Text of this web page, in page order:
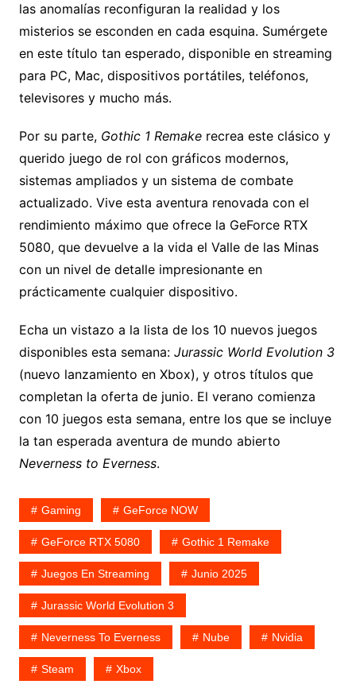
las anomalías reconfiguran la realidad y los
misterios se esconden en cada esquina. Sumérgete
en este título tan esperado, disponible en streaming
para PC, Mac, dispositivos portátiles, teléfonos,
televisores y mucho más.
Por su parte, Gothic 1 Remakerecrea este clásico y
querido juego de rol con gráficos modernos,
sistemas ampliados y un sistema de combate
actualizado. Vive esta aventura renovada con el
rendimiento máximo que ofrece la GeForce RTX
5080, que devuelve a la vida el Valle de las Minas
con un nivel de detalle impresionante en
prácticamente cualquier dispositivo.
Echa un vistazo a la lista de los 10 nuevos juegos
disponibles esta semana: Jurassic World Evolution 3
(nuevo lanzamiento en Xbox), y otros títulos que
completan la oferta de junio. El verano comienza
con 10 juegos esta semana, entre los que se incluye
la tan esperada aventura de mundo abierto
Neverness to Everness.
Gaming GeForce NOW
GeForce RTX 5080 Gothic 1 Remake
Juegos En Streaming Junio 2025
Jurassic World Evolution 3
Neverness To Everness Nube Nvidia
Steam Xbox